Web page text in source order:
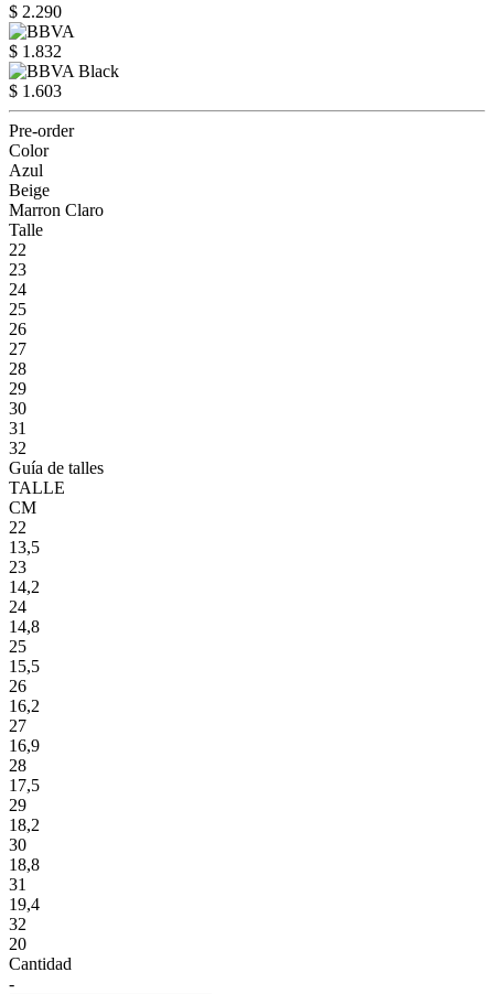
$ 2.290
$ 1.832
$ 1.603
Pre-order
Color
Azul
Beige
Marron Claro
Talle
22
23
24
25
26
27
28
29
30
31
32
Guía de talles
TALLE
CM
22
13,5
23
14,2
24
14,8
25
15,5
26
16,2
27
16,9
28
17,5
29
18,2
30
18,8
31
19,4
32
20
Cantidad
-